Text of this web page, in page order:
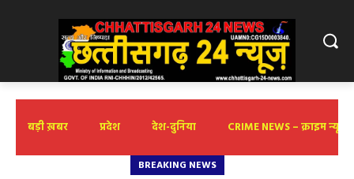
बड़ी ख़बर प्रदेश देश-दुनिया CRIME NEWS – क्राइम न्यूज़
BREAKING NEWS